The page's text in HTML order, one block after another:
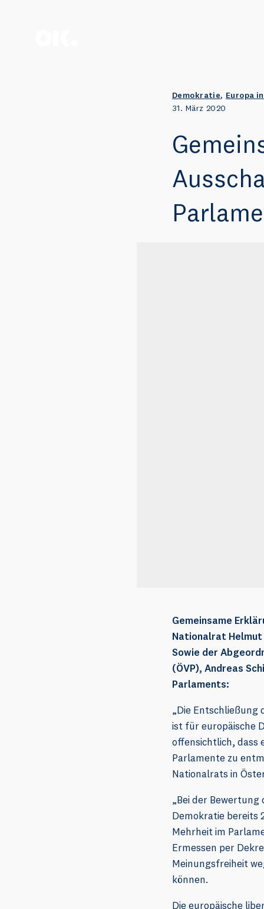
Demokratie, Europa
31. März 2020
Gemeinsame
Nationalrat Helmut
Sowie der
(ÖVP), Andreas
Parlaments:
„Die
ist für europäische
offensichtlich, dass
Parlamente zu
Nationalrats in
„Bei der
Demokratie bereits
Mehrheit im
Ermessen per
Meinungsfreiheit
können.
Die europäische